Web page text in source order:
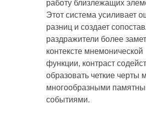
работу близлежащих
Этот система усиливает
разниц и создает
раздражители более
контексте мнемонической
функции, контраст
образовать четкие черты
многообразными
событиями.